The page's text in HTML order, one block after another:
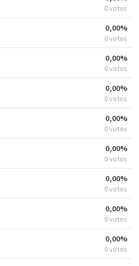
0 votos
0,00%
0 votos
0,00%
0 votos
0,00%
0 votos
0,00%
0 votos
0,00%
0 votos
0,00%
0 votos
0,00%
0 votos
0,00%
0 votos